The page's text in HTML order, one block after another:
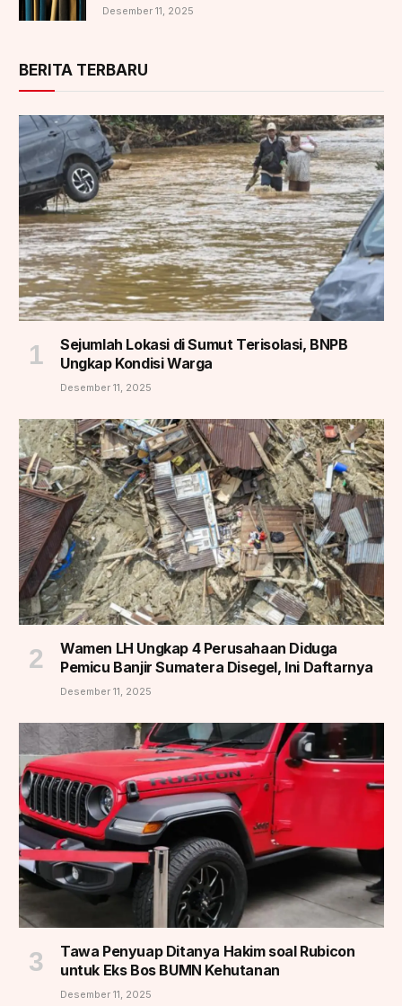
Desember 11, 2025
BERITA TERBARU
Sejumlah Lokasi di Sumut Terisolasi, BNPB
Ungkap Kondisi Warga
Desember 11, 2025
Wamen LH Ungkap 4 Perusahaan Diduga
Pemicu Banjir Sumatera Disegel, Ini Daftarnya
Desember 11, 2025
Tawa Penyuap Ditanya Hakim soal Rubicon
untuk Eks Bos BUMN Kehutanan
Desember 11, 2025